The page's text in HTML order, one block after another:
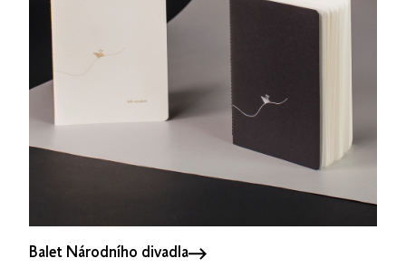
Balet Národního divadla